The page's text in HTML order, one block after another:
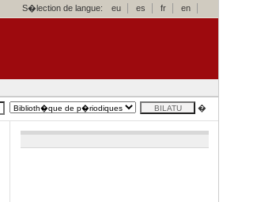
S�lection de langue: eu es fr en
�